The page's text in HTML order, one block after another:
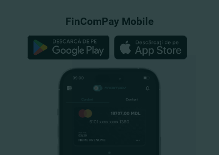
FinComPay Mobile